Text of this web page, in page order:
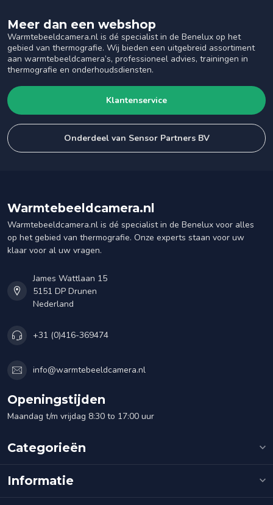
Meer dan een webshop
Warmtebeeldcamera.nl is dé specialist in de Benelux op het
gebied van thermografie. Wij bieden een uitgebreid assortiment
aan warmtebeeldcamera’s, professioneel advies, trainingen in
thermografie en onderhoudsdiensten.
Klantenservice
Onderdeel van Sensor Partners BV
Warmtebeeldcamera.nl
Warmtebeeldcamera.nl is dé specialist in de Benelux voor alles
op het gebied van thermografie. Onze experts staan voor uw
klaar voor al uw vragen.
James Wattlaan 15
5151 DP Drunen
Nederland
+31 (0)416-369474
info@warmtebeeldcamera.nl
Openingstijden
Maandag t/m vrijdag 8:30 to 17:00 uur
Categorieën
Informatie